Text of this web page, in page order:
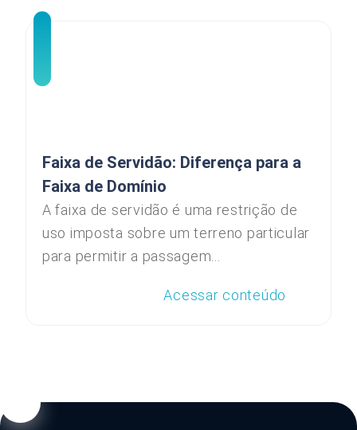
Faixa de Servidão: Diferença para a
Faixa de Domínio
A faixa de servidão é uma restrição de
uso imposta sobre um terreno particular
para permitir a passagem...
Acessar conteúdo